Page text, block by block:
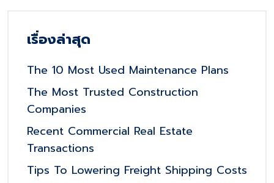
เรื่องล่าสุด
The 10 Most Used Maintenance Plans
The Most Trusted Construction
Companies
Recent Commercial Real Estate
Transactions
Tips To Lowering Freight Shipping Costs